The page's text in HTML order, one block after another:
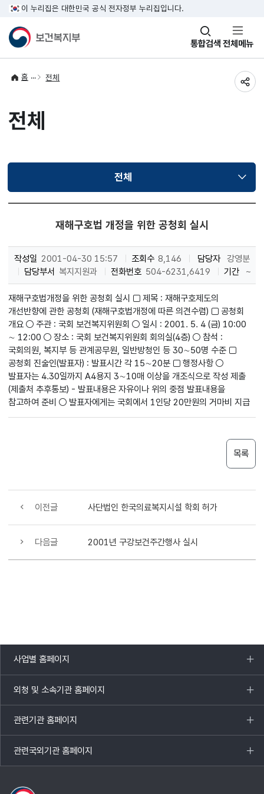
이 누리집은 대한민국 공식 전자정부 누리집입니다.
통합검색
창
열기 전체메뉴
홈 전체
전체
전체선택됨
재해구호법 개정을 위한 공청회 실시
작성일 2001-04-30 15:57 조회수 8,146 담당자 강영분
담당부서 복지지원과 전화번호 504-6231,6419 기간 ~
재해구호법개정을 위한 공청회 실시 □ 제목 : 재해구호제도의
개선반향에 관한 공청회 (재해구호법개정에 따른 의견수렴) □ 공청회
개요 ○ 주관 : 국회 보건복지위원회 ○ 일시 : 2001. 5. 4 (금) 10:00
∼ 12:00 ○ 장소 : 국회 보건복지위원회 회의실(4층) ○ 참석 :
국회의원, 복지부 등 관계공무원, 일반방청인 등 30∼50명 수준 □
공청회 진술인(발표자) : 발표시간 각 15∼20분 □ 행정사항 ○
발표자는 4.30일까지 A4용지 3∼10매 이상을 개조식으로 작성 제출
(제출처 추후통보) - 발표내용은 자유이나 위의 중점 발표내용을
참고하여 준비 ○ 발표자에게는 국회에서 1인당 20만원의 거마비 지급
목록
이전글 사단법인 한국의료복지시설 학회 허가
다음글 2001년 구강보건주간행사 실시
사업별 홈페이지
목록
열기
외청 및 소속기관 홈페이지
목록
열기
관련기관 홈페이지
목록
열기
관련국외기관 홈페이지
목록
열기